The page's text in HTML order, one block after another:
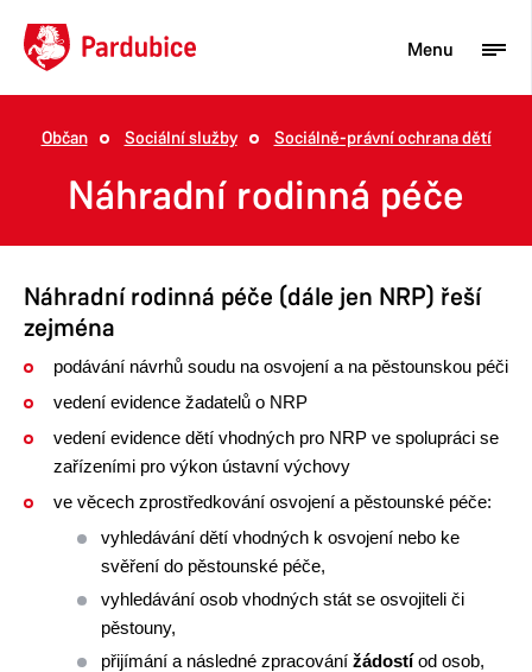
Turista
Podnikatel
Město
Občan Sociální služby Sociálně-právní ochrana dětí
Náhradní rodinná péče
Náhradní rodinná péče (dále jen NRP) řeší
zejména
podávání návrhů soudu na osvojení a na pěstounskou péči
vedení evidence žadatelů o NRP
vedení evidence dětí vhodných pro NRP ve spolupráci se
zařízeními pro výkon ústavní výchovy
ve věcech zprostředkování osvojení a pěstounské péče:
vyhledávání dětí vhodných k osvojení nebo ke
svěření do pěstounské péče,
vyhledávání osob vhodných stát se osvojiteli či
pěstouny,
přijímání a následné zpracování žádostíod osob,
Menu